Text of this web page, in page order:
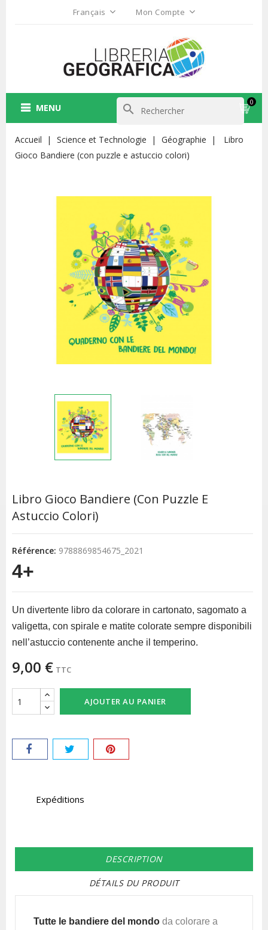
Français Mon Compte
0
MENU search
Accueil Science et Technologie Géographie
Libro
Gioco Bandiere (con puzzle e astuccio colori)
Libro Gioco Bandiere (con Puzzle E
Astuccio Colori)
Référence: 9788869854675_2021
4+
Un divertente libro da colorare in cartonato, sagomato a
valigetta, con spirale e matite colorate sempre disponibili
nell’astuccio contenente anche il temperino.
9,00 € TTC
AJOUTER AU PANIER
Expéditions
DESCRIPTION
DÉTAILS DU PRODUIT
Tutte le bandiere del mondo da colorare a